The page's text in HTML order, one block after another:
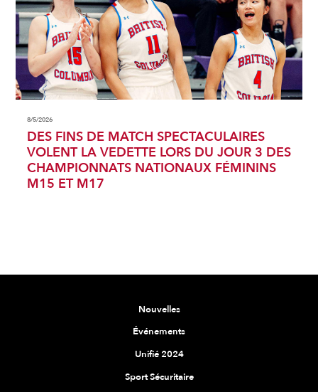
8/5/2026
DES FINS DE MATCH SPECTACULAIRES
VOLENT LA VEDETTE LORS DU JOUR 3 DES
CHAMPIONNATS NATIONAUX FÉMININS
M15 ET M17
Nouvelles
Événements
Unifié 2024
Sport Sécuritaire